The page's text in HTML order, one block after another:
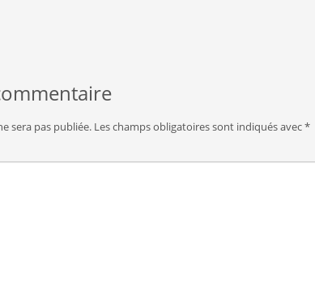
sera pas publiée. Les champs obligatoires sont indiqués avec*